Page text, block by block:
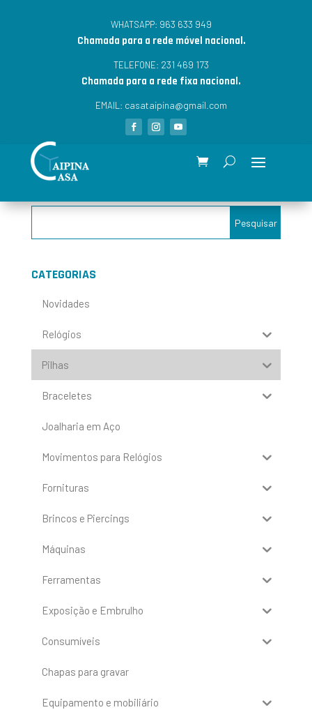
WHATSAPP: 963 633 949
Chamada para a rede móvel nacional.
TELEFONE: 231 469 173
Chamada para a rede fixa nacional.
EMAIL: casataipina@gmail.com
CATEGORIAS
Novidades
Relógios
Pilhas
Braceletes
Joalharia em Aço
Movimentos para Relógios
Fornituras
Brincos e Piercings
Máquinas
Ferramentas
Exposição e Embrulho
Consumíveis
Chapas para gravar
Equipamento e mobiliário